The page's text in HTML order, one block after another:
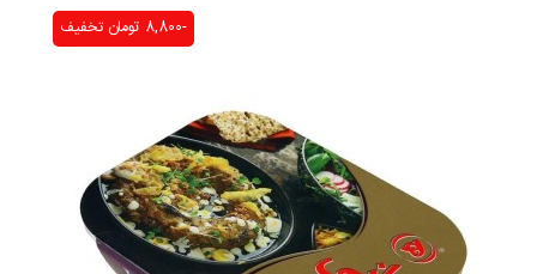
تخفیف -8,800 تومان